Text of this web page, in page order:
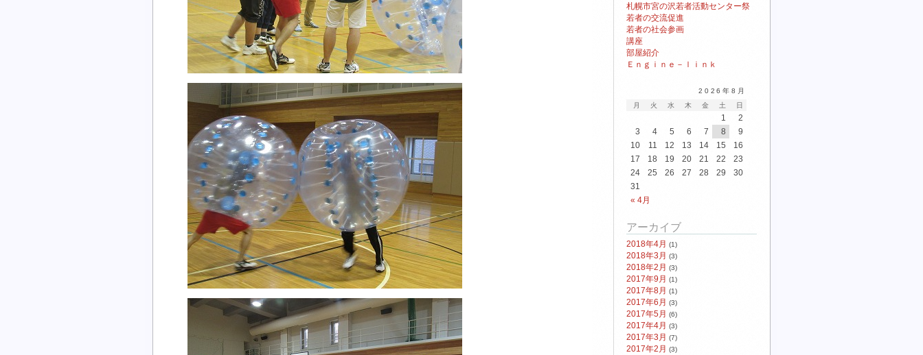
札幌市宮の沢若者活動センター祭
若者の交流促進
若者の社会参画
講座
部屋紹介
Ｅｎｇｉｎｅ－ｌｉｎｋ
2026年8月
月
火 水 木 金 土 日
« 4月
1
2
3
4 5 6 7 8
9
10
11 12 13 14 15
16
17
18 19 20 21 22
23
24
25 26 27 28 29
30
31
アーカイブ
2018年4月 (1)
2018年3月 (3)
2018年2月 (3)
2017年9月 (1)
2017年8月 (1)
2017年6月 (3)
2017年5月 (6)
2017年4月 (3)
2017年3月 (7)
2017年2月 (3)